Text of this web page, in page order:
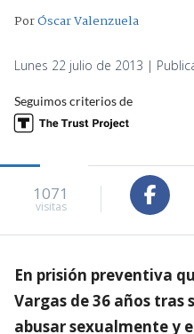
PorÓscar Valenzuela
Lunes 22 julio de 2013 |
Seguimos criterios de
1071
visitas
En prisión preventiva
Vargas de 36 años
abusar sexualmente y